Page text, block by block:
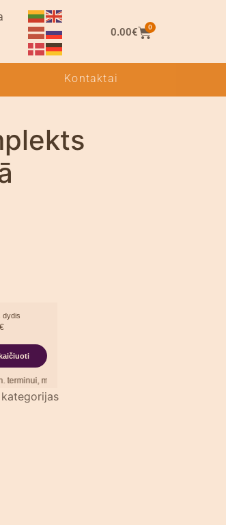
0.00€ 0
Kontaktai
dydis
€
metinė palūkanų norma –
kategorijas